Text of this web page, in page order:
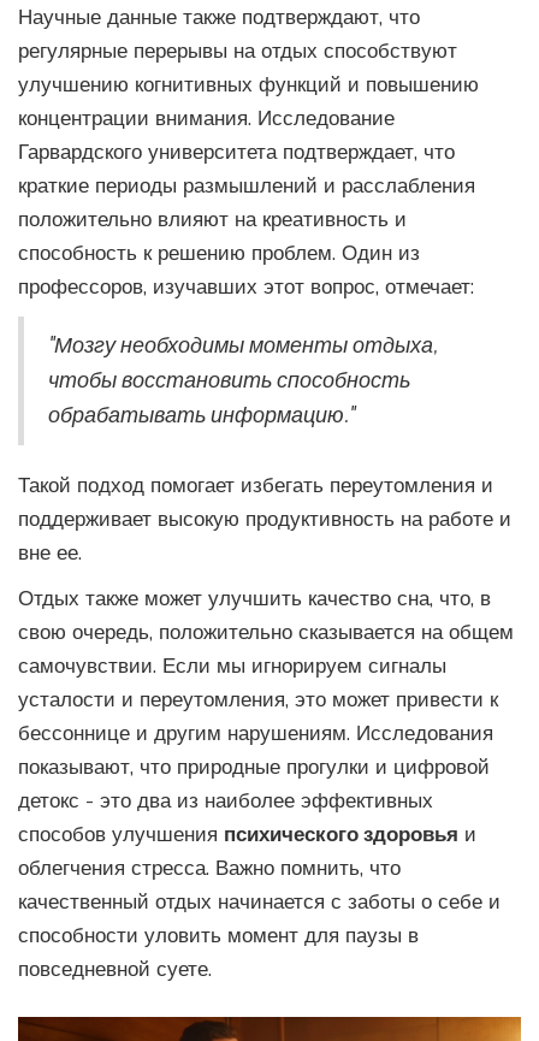
Научные данные также подтверждают, что
регулярные перерывы на отдых способствуют
улучшению когнитивных функций и повышению
концентрации внимания. Исследование
Гарвардского университета подтверждает, что
краткие периоды размышлений и расслабления
положительно влияют на креативность и
способность к решению проблем. Один из
профессоров, изучавших этот вопрос, отмечает:
"Мозгу необходимы моменты отдыха,
чтобы восстановить способность
обрабатывать информацию."
Такой подход помогает избегать переутомления и
поддерживает высокую продуктивность на работе и
вне ее.
Отдых также может улучшить качество сна, что, в
свою очередь, положительно сказывается на общем
самочувствии. Если мы игнорируем сигналы
усталости и переутомления, это может привести к
бессоннице и другим нарушениям. Исследования
показывают, что природные прогулки и цифровой
детокс - это два из наиболее эффективных
способов улучшения психического здоровья и
облегчения стресса. Важно помнить, что
качественный отдых начинается с заботы о себе и
способности уловить момент для паузы в
повседневной суете.